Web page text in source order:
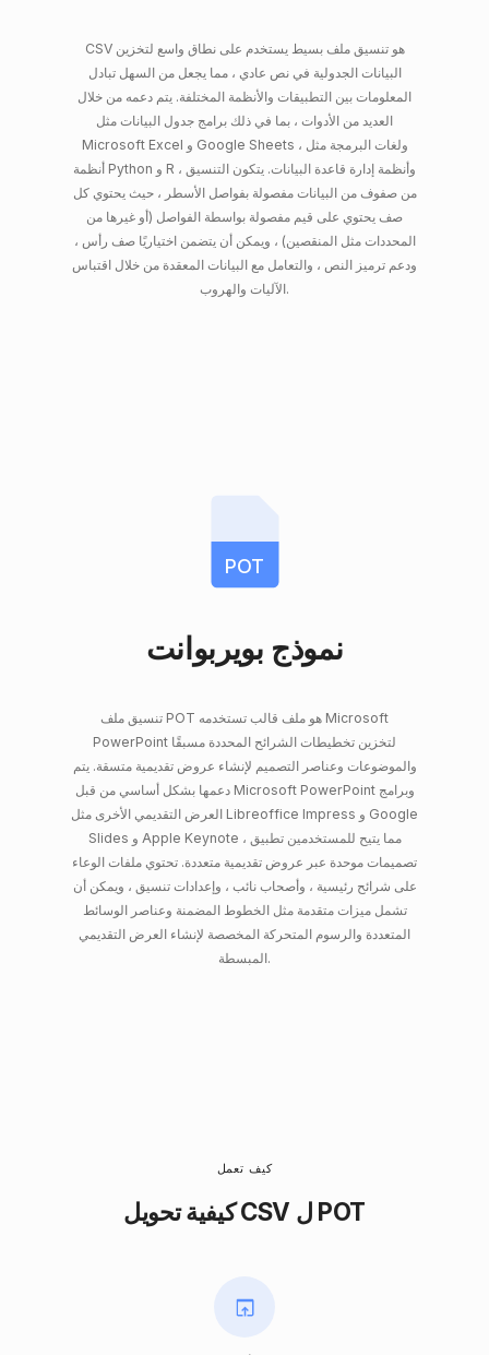
CSV هو تنسيق ملف بسيط يستخدم على نطاق واسع لتخزين
البيانات الجدولية في نص عادي ، مما يجعل من السهل تبادل
المعلومات بين التطبيقات والأنظمة المختلفة. يتم دعمه من خلال
العديد من الأدوات ، بما في ذلك برامج جدول البيانات مثل
Microsoft Excel و Google Sheets ، ولغات البرمجة مثل
أنظمة Python و R ، وأنظمة إدارة قاعدة البيانات. يتكون التنسيق
من صفوف من البيانات مفصولة بفواصل الأسطر ، حيث يحتوي كل
صف يحتوي على قيم مفصولة بواسطة الفواصل (أو غيرها من
المحددات مثل المنقصين) ، ويمكن أن يتضمن اختياريًا صف رأس ،
ودعم ترميز النص ، والتعامل مع البيانات المعقدة من خلال اقتباس
الآليات والهروب.
POT
نموذج بويربوانت
تنسيق ملف POT هو ملف قالب تستخدمه Microsoft
PowerPoint لتخزين تخطيطات الشرائح المحددة مسبقًا
والموضوعات وعناصر التصميم لإنشاء عروض تقديمية متسقة. يتم
دعمها بشكل أساسي من قبل Microsoft PowerPoint وبرامج
العرض التقديمي الأخرى مثل Libreoffice Impress و Google
Slides و Apple Keynote ، مما يتيح للمستخدمين تطبيق
تصميمات موحدة عبر عروض تقديمية متعددة. تحتوي ملفات الوعاء
على شرائح رئيسية ، وأصحاب نائب ، وإعدادات تنسيق ، ويمكن أن
تشمل ميزات متقدمة مثل الخطوط المضمنة وعناصر الوسائط
المتعددة والرسوم المتحركة المخصصة لإنشاء العرض التقديمي
المبسطة.
كيف تعمل
كيفية تحويل CSV ل POT